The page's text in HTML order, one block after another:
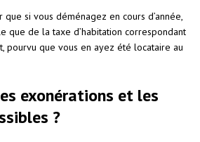
si vous déménagez en cours d’année,
que de la taxe d’habitation correspondant
pourvu que vous en ayez été locataire au
exonérations et les
?